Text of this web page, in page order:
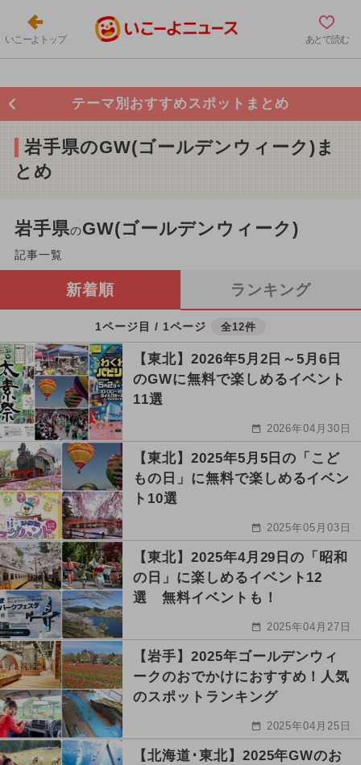
いこーよトップ あとで読む
テーマ別おすすめスポットまとめ
岩手県のGW(ゴールデンウィーク)ま
とめ
岩手県のGW(ゴールデンウィーク)
記事一覧
新着順 ランキング
1ページ目 / 1ページ 全12件
【東北】2026年5月2日～5月6日
のGWに無料で楽しめるイベント
11選
2026年04月30日
【東北】2025年5月5日の「こど
もの日」に無料で楽しめるイベン
ト10選
2025年05月03日
【東北】2025年4月29日の「昭和
の日」に楽しめるイベント12
選 無料イベントも！
2025年04月27日
【岩手】2025年ゴールデンウィ
ークのおでかけにおすすめ！人気
のスポットランキング
2025年04月25日
【北海道･東北】2025年GWのお